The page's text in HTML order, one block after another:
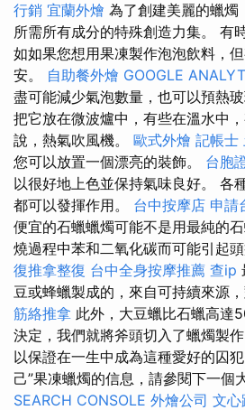
行銷 宜蘭外燴 為了創建美麗的蠟燭
所需所有成分的特殊創造力集。 有
如如果您想用果凍製作泡泡飲料，
安。 自助餐外燴 GOOGLE
盡可能減少氣泡數量，也可以預熱玻
把它放在微波爐中，有些在溫水中
說，熱氣吹風機。 歐式外燴 記帳士
您可以放置​​一個漂亮的裝飾。 台胞
以很好地上色並保持氣味良好。 各
都可以發揮作用。 台中按摩店 申請
便宜的石蠟蠟燭可能不是用最純的
燒過程中苯和二氧化碳而可能引起頭
復推拿整復 台中全身按摩推薦 查ip
豆或蜂蠟製成的，來自可持續來源
筋絡推拿 此外，大豆蠟比石蠟高達
決定，我們就將斧頭切入了蠟燭製
以保證在一生中成為這種愛好的囚犯
己”果凍蠟燭的信息，請參閱下一個
SEARCH CONSOLE 外燴公司 文心